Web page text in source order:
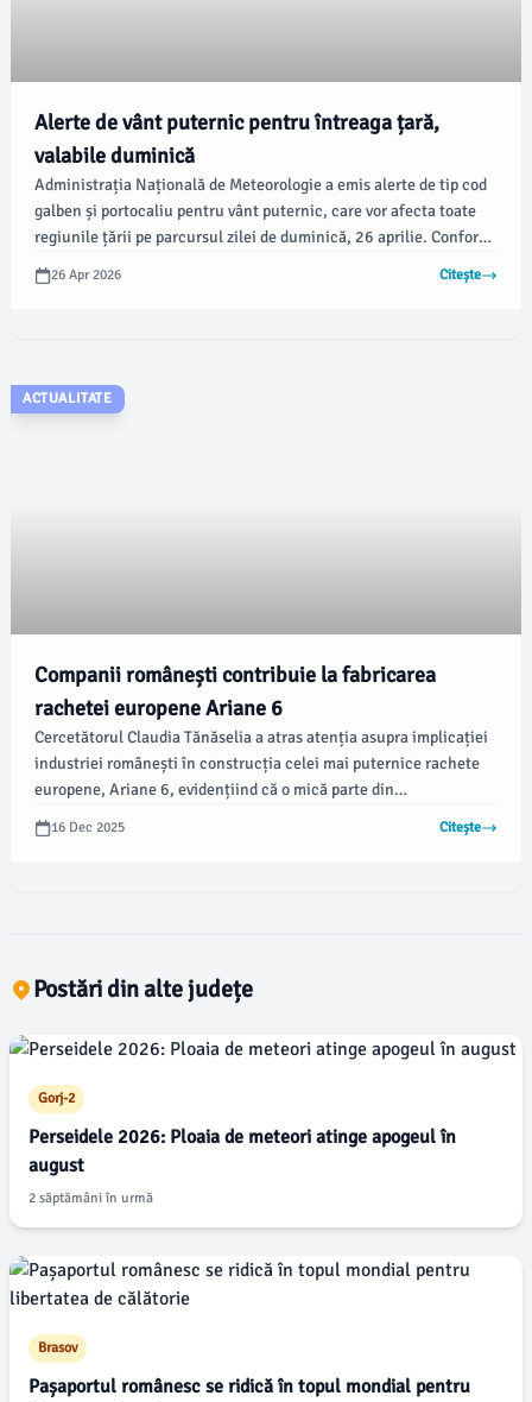
Alerte de vânt puternic pentru întreaga țară,
valabile duminică
Administrația Națională de Meteorologie a emis alerte de tip cod
galben și portocaliu pentru vânt puternic, care vor afecta toate
regiunile țării pe parcursul zilei de duminică, 26 aprilie. Conform
meteorologilor, rafalele de vânt vor atinge valori surprinzătoare,
variind între 70 și 90 de kilometri pe oră în majoritatea zonelor,
26 Apr 2026 Citește
ACTUALITATE
Companii românești contribuie la fabricarea
rachetei europene Ariane 6
Cercetătorul Claudia Tănăselia a atras atenția asupra implicației
industriei românești în construcția celei mai puternice rachete
europene, Ariane 6, evidențiind că o mică parte din
componentele acestui proiect sunt realizate în România. Conform
ziaruldebacau.ro, unele piese provin de la Aerostar Bacău, iar
16 Dec 2025 Citește
Postări din alte județe
Gorj-2
Perseidele 2026: Ploaia de meteori atinge apogeul în
august
2 săptămâni în urmă
Brasov
Pașaportul românesc se ridică în topul mondial pentru